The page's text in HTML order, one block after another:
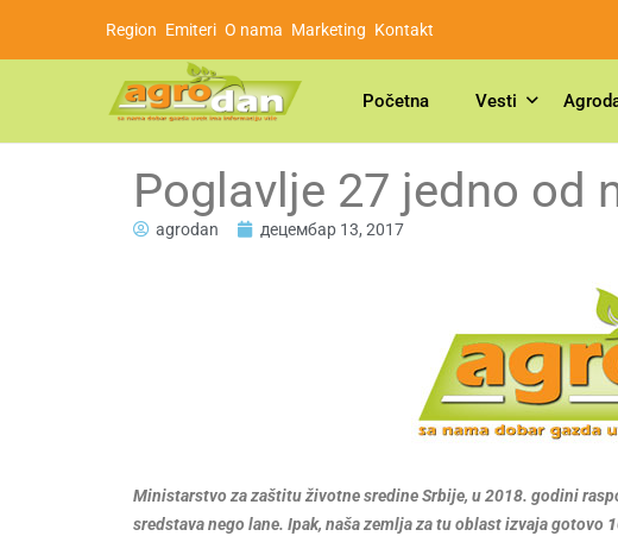
Region Emiteri O nama Marketing Kontakt
Početna Vesti
Poglavlje 27 jedno od
agrodan децембар 13, 2017
Ministarstvo za zaštitu životne sredine Srbije, u 2018. godini
sredstava nego lane. Ipak, naša zemlja za tu oblast izvaja gotovo